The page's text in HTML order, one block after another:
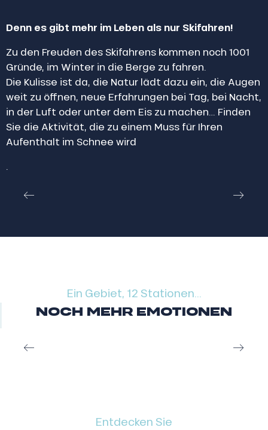
Denn es gibt mehr im Leben als nur Skifahren!
Zu den Freuden des Skifahrens kommen noch 1001
Gründe, im Winter in die Berge zu fahren.
Die Kulisse ist da, die Natur lädt dazu ein, die Augen
weit zu öffnen, neue Erfahrungen bei Tag, bei Nacht,
in der Luft oder unter dem Eis zu machen… Finden
Sie die Aktivität, die zu einem Muss für Ihren
Aufenthalt im Schnee wird
Mountain Kart in Saint Jean d’Aupls
Gebiet des Roc...
Ein Gebiet, 12 Stationen...
NOCH MEHR EMOTIONEN
Entdecken Sie